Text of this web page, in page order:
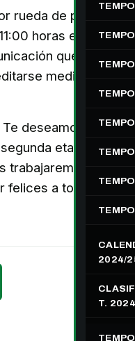
2024/
T.
rueda de prensa
horas en Las
que
mediante los
deseamos toda
etapa en
trabajaremos para
felices a todos los